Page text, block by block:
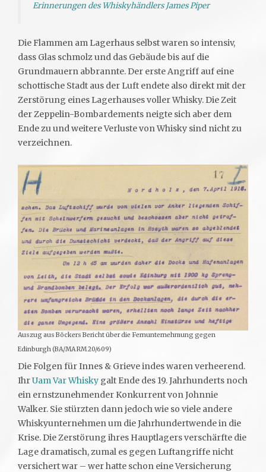
Erinnerungen des Whiskyhändlers James Piper
Die Flammen am Lagerhaus selbst waren so intensiv,
dass Glas schmolz und das Gebäude bis auf die
Grundmauern abbrannte. Der erste Angriff auf eine
schottische Stadt aus der Luft endete also direkt mit der
Zerstörung eines Lagerhauses voller Whisky. Die Zeit
der Zeppelin-Bombardements neigte sich aber dem
Ende zu und weitere Verluste von Whisky sind nicht zu
verzeichnen.
Auszug aus Böckers Bericht über die Fernunternehmung gegen
Edinburgh (BA/MA RM 20/609)
Die Folgen für Innes & Grieve indes waren verheerend.
IhrUam Var Whisky galt Ende des 19. Jahrhunderts noch
ein ernstzunehmender Konkurrent von Johnnie
Walker. Sie stürzten dann jedoch wie so viele andere
Whiskyunternehmen um die Jahrhundertwende in die
Krise. Die Zerstörung ihres Hauptlagers verschärfte die
Lage dramatisch, zumal es gegen Luftangriffe nicht
versichert war – wer hatte schon eine Versicherung